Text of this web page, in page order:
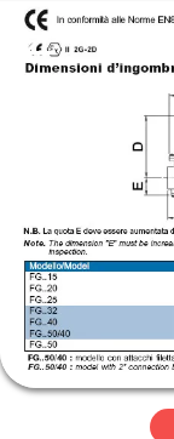
PHẨM
VỀ
CHÚNG
TÔI
2026
Suzhou
Automation
Equipment